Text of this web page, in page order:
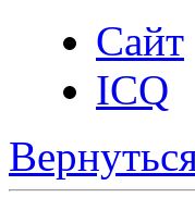
Сайт
ICQ